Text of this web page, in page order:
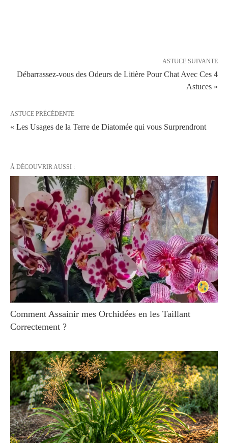
ASTUCE SUIVANTE
Débarrassez-vous des Odeurs de Litière Pour Chat Avec Ces 4
Astuces »
ASTUCE PRÉCÉDENTE
« Les Usages de la Terre de Diatomée qui vous Surprendront
À DÉCOUVRIR AUSSI :
Comment Assainir mes Orchidées en les Taillant
Correctement ?